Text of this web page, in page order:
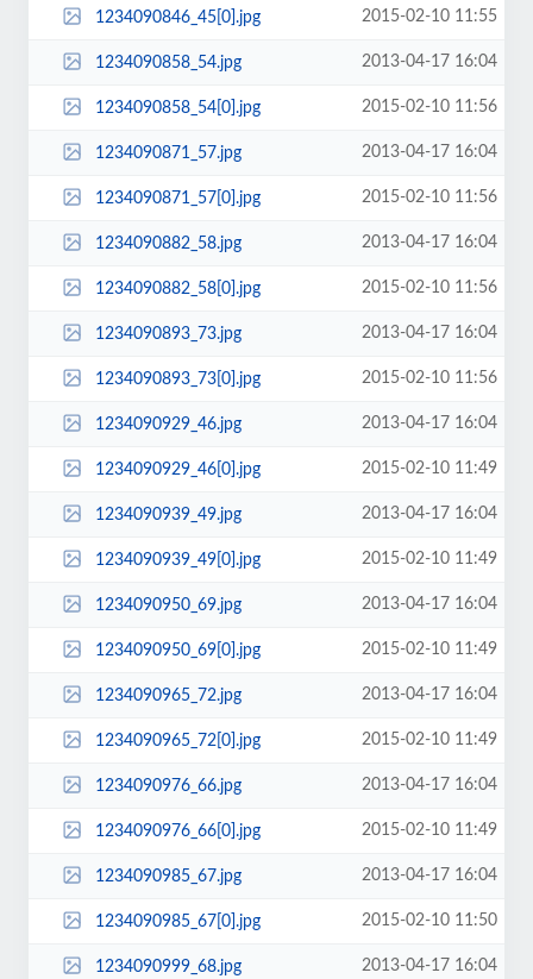
1234090846_45[0].jpg 2015-02-10 11:55
1234090858_54.jpg 2013-04-17 16:04
1234090858_54[0].jpg 2015-02-10 11:56
1234090871_57.jpg 2013-04-17 16:04
1234090871_57[0].jpg 2015-02-10 11:56
1234090882_58.jpg 2013-04-17 16:04
1234090882_58[0].jpg 2015-02-10 11:56
1234090893_73.jpg 2013-04-17 16:04
1234090893_73[0].jpg 2015-02-10 11:56
1234090929_46.jpg 2013-04-17 16:04
1234090929_46[0].jpg 2015-02-10 11:49
1234090939_49.jpg 2013-04-17 16:04
1234090939_49[0].jpg 2015-02-10 11:49
1234090950_69.jpg 2013-04-17 16:04
1234090950_69[0].jpg 2015-02-10 11:49
1234090965_72.jpg 2013-04-17 16:04
1234090965_72[0].jpg 2015-02-10 11:49
1234090976_66.jpg 2013-04-17 16:04
1234090976_66[0].jpg 2015-02-10 11:49
1234090985_67.jpg 2013-04-17 16:04
1234090985_67[0].jpg 2015-02-10 11:50
1234090999_68.jpg 2013-04-17 16:04